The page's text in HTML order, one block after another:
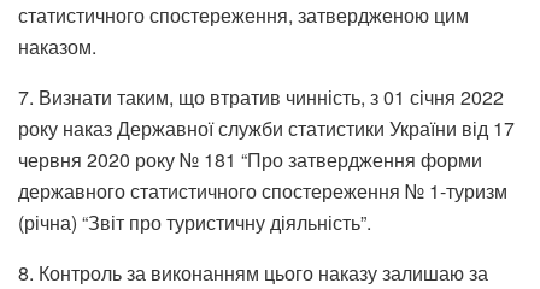
статистичного спостереження, затвердженою цим
наказом.
7. Визнати таким, що втратив чинність, з 01 січня 2022
року наказ Державної служби статистики України від 17
червня 2020 року № 181 “Про затвердження форми
державного статистичного спостереження № 1-туризм
(річна) “Звіт про туристичну діяльність”.
8. Контроль за виконанням цього наказу залишаю за